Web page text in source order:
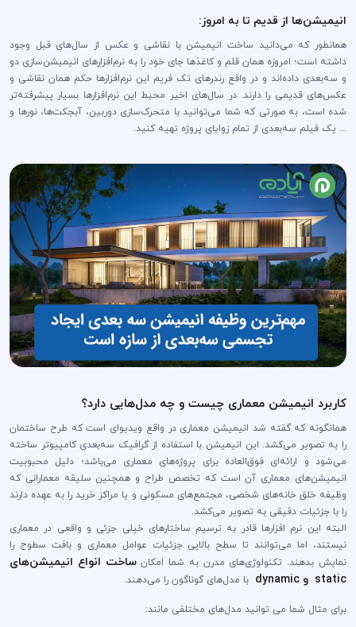
انیمیشن‌ها از قدیم تا به امروز:
همانطور که می‌دانید ساخت انیمیشن با نقاشی و عکس از سال‌های قبل وجود
داشته است؛ امروزه همان قلم و کاغذ‌ها جای خود را به نرم‌افزار‌های انیمیشن‌سازی دو
و سه‌بعدی داده‌اند و در واقع رندر‌های تک فریم این نرم‌افزار‌ها حکم همان نقاشی و
عکس‌های قدیمی را دارند. در سال‌های اخیر محیط این نرم‌افزار‌ها بسیار پیشرفته‌تر
شده است، به صورتی که شما می‌توانید با متحرک‌سازی دوربین، آبجکت‌ها، نورها و
... یک فیلم سه‌بعدی از تمام زوایای پروژه‌ تهیه کنید.
کاربرد انیمیشن معماری چیست و چه مدل‌هایی دارد؟
همانگونه که گفته شد انیمیشن معماری در واقع ویدیو‌ای است که طرح ساختمان
را به تصویر می‌کشد. این انیمیشن با استفاده از گرافیک سه‌بعدی کامپیوتر ساخته
می‌شود و ارائه‌ای فوق‌العاده برای پروژه‌های معماری می‌باشد؛ دلیل محبوبیت
انیمیشن‌های معماری آن است که تخصص طراح و همچنین سلیقه‌ معمارانی که
وظیفه خلق خانه‌های شخصی، مجتمع‌های مسکونی و یا مراکز خرید را به عهده دارند
را با جزئیات دقیقی به تصویر می‌کشد.
البته این نرم افزارها قادر به ترسیم ساختار‌های خیلی جزئی و واقعی در معماری
نیستند، اما می‌توانند تا سطح بالایی جزئیات عوامل معماری و بافت سطوح را
نمایش بدهند. تکنولوژی‌های مدرن به شما امکانساخت انواع انیمیشن‌های
static و dynamic
با مدل‌های گوناگون را می‌دهند.
برای مثال شما می توانید مدل‌های مختلفی مانند: